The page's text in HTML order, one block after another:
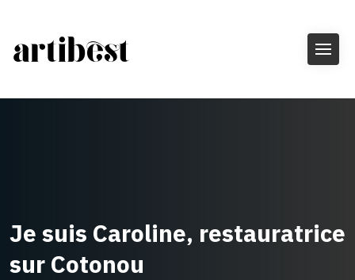
Je suis Caroline, restauratrice
sur Cotonou